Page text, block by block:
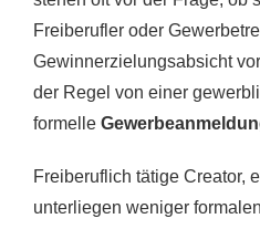
Freiberufler oder
Gewinnerzielungsabsicht
der Regel von einer
formelle
Freiberuflich tätige Creator,
unterliegen weniger